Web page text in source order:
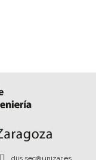
diis.sec@unizar.es